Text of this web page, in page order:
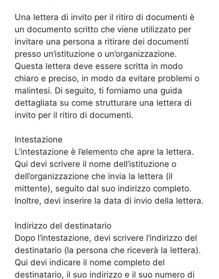
Una lettera di invito per il ritiro di documenti è
un documento scritto che viene utilizzato per
invitare una persona a ritirare dei documenti
presso un’istituzione o un’organizzazione.
Questa lettera deve essere scritta in modo
chiaro e preciso, in modo da evitare problemi o
malintesi. Di seguito, ti forniamo una guida
dettagliata su come strutturare una lettera di
invito per il ritiro di documenti.
Intestazione
L’intestazione è l’elemento che apre la lettera.
Qui devi scrivere il nome dell’istituzione o
dell’organizzazione che invia la lettera (il
mittente), seguito dal suo indirizzo completo.
Inoltre, devi inserire la data di invio della lettera.
Indirizzo del destinatario
Dopo l’intestazione, devi scrivere l’indirizzo del
destinatario (la persona che riceverà la lettera).
Qui devi indicare il nome completo del
destinatario, il suo indirizzo e il suo numero di